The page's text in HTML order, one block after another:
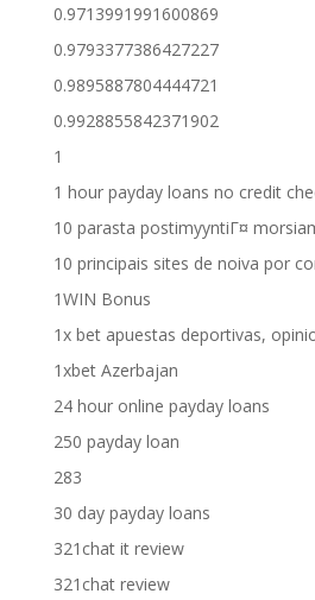
0.9713991991600869
0.9793377386427227
0.9895887804444721
0.9928855842371902
1
1 hour payday loans no credit
10 parasta postimyyntiГ¤
10 principais sites de noiva por
1WIN Bonus
1x bet apuestas deportivas,
1xbet Azerbajan
24 hour online payday loans
250 payday loan
283
30 day payday loans
321chat it review
321chat review